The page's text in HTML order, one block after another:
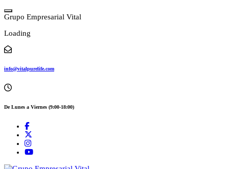
Skip
to
Grupo Empresarial Vital
Loading
info@vitalpurelife.com
De Lunes a Viernes (9:00-18:00)